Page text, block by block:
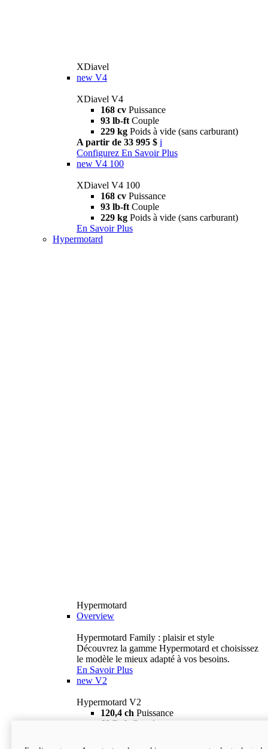
XDiavel
new V4
XDiavel V4
168 cv Puissance
93 lb-ft Couple
229 kg Poids à vide (sans carburant)
A partir de 33 995 $ i
Configurez En Savoir Plus
new V4 100
XDiavel V4 100
168 cv Puissance
93 lb-ft Couple
229 kg Poids à vide (sans carburant)
En Savoir Plus
Hypermotard
Hypermotard
Overview
Hypermotard Family : plaisir et style
Découvrez la gamme Hypermotard et choisissez
le modèle le mieux adapté à vos besoins.
En Savoir Plus
new V2
Hypermotard V2
120,4 ch Puissance
69 lb-ft
Couple
18 895 $